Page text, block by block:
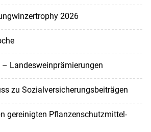
2026
– Landesweinprämierungen
zu Sozialversicherungsbeiträgen
gereinigten Pflanzenschutzmittel-